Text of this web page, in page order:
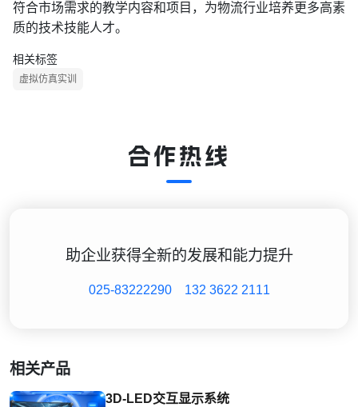
符合市场需求的教学内容和项目，为物流行业培养更多高素
质的技术技能人才。
相关标签
虚拟仿真实训
合作热线
助企业获得全新的发展和能力提升
025-83222290 132 3622 2111
相关产品
3D-LED交互显示系统